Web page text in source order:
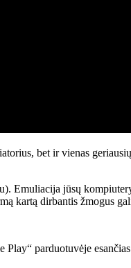
bet ir vienas
Emuliacija jūsų
kartą dirbantis žmogus
parduotuvėje